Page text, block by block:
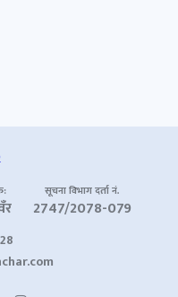
सूचना विभाग दर्ता नं.
2747/2078-079